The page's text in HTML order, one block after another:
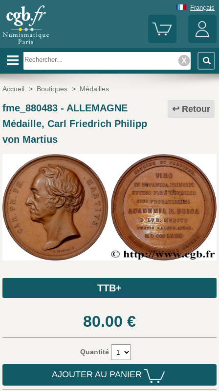
Français
Accueil > Boutiques > Médailles
Retour
fme_880483- ALLEMAGNE
Médaille, Carl Friedrich Philipp
von Martius
TTB+
80.00 €
Quantité
AJOUTER AU PANIER